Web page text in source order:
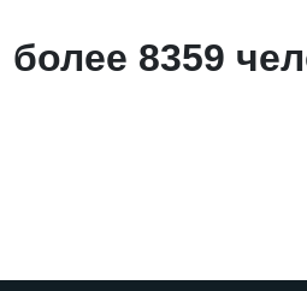
более 8359